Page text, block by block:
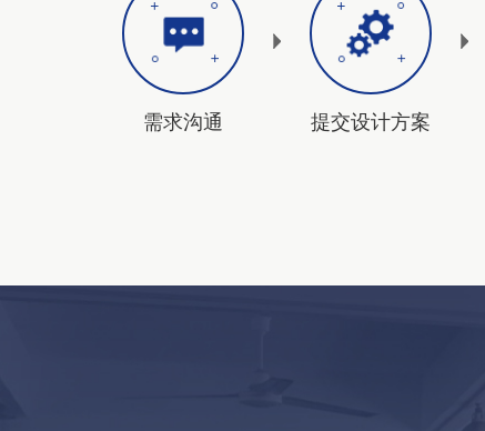
需求沟通 提交设计方案